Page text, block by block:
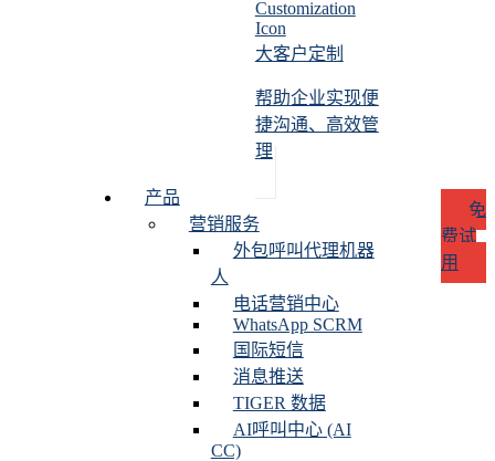
大客户定制
帮助企业实现便
捷沟通、高效管
理
产品
营销服务
外包呼叫代理机器
人
电话营销中心
WhatsApp SCRM
国际短信
消息推送
TIGER 数据
AI呼叫中心 (AI
CC)
免
费试
用